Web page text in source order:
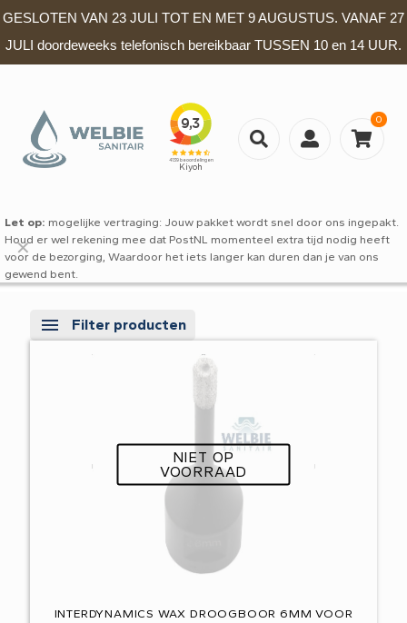
GESLOTEN VAN 23 JULI TOT EN MET 9 AUGUSTUS. VANAF 27
JULI doordeweeks telefonisch bereikbaar TUSSEN 10 en 14 UUR.
0
Let op: mogelijke vertraging: Jouw pakket wordt snel door ons ingepakt.
Houd er wel rekening mee dat PostNL momenteel extra tijd nodig heeft
voor de bezorging, Waardoor het iets langer kan duren dan je van ons
gewend bent.
✕
Filter producten
NIET OP
VOORRAAD
INTERDYNAMICS WAX DROOGBOOR 6MM VOOR